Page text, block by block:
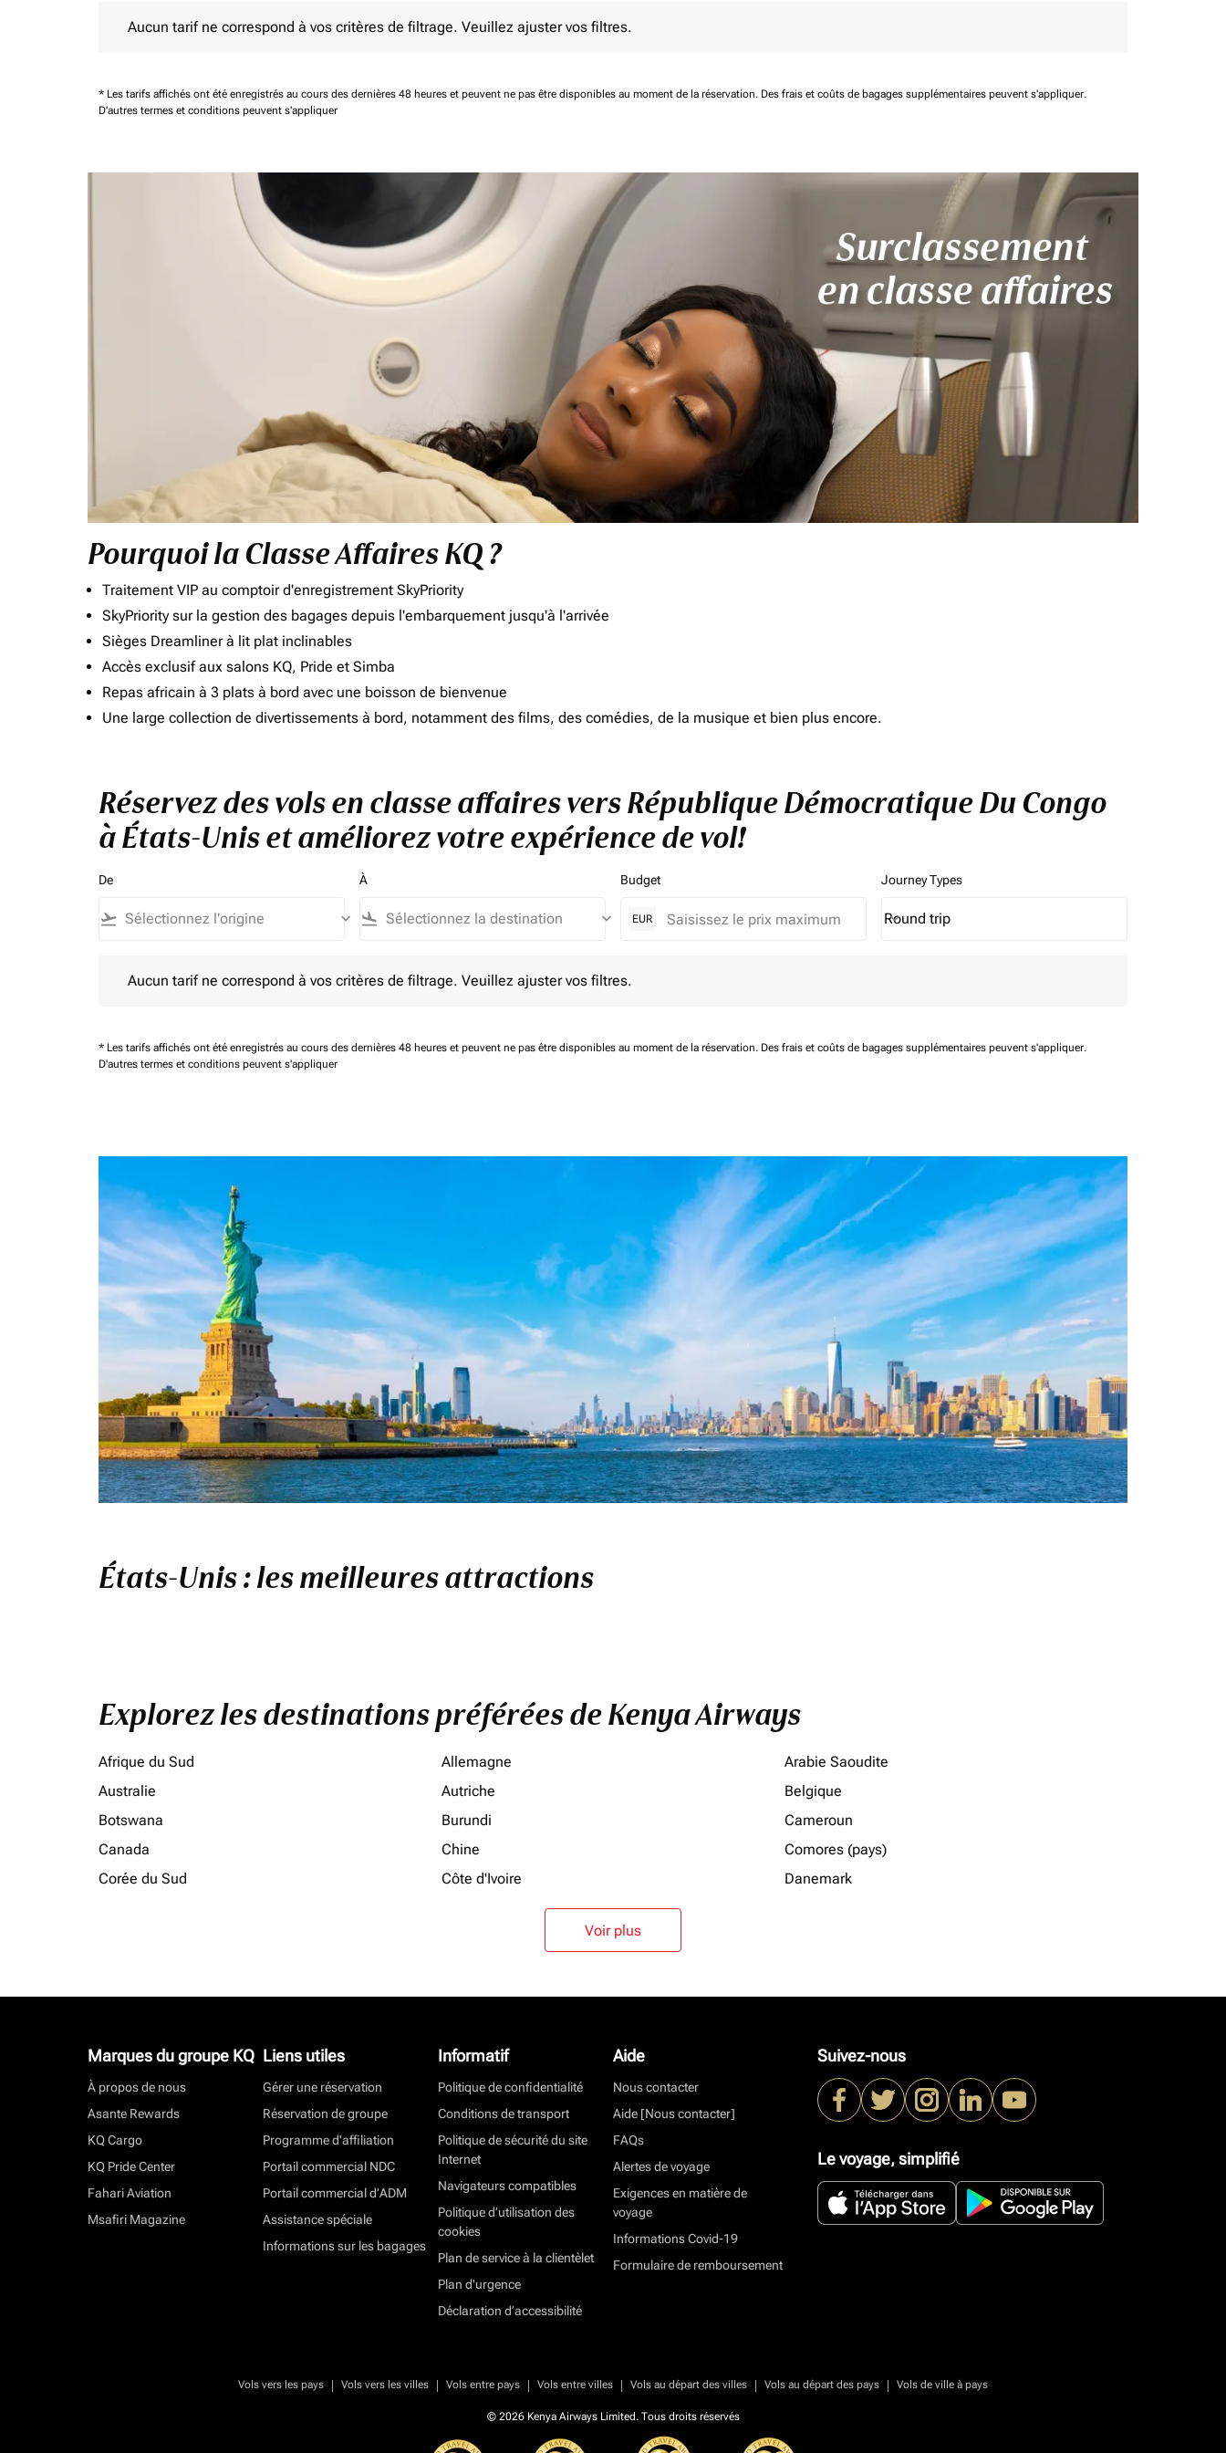
Aucun tarif ne correspond à vos critères de filtrage. Veuillez ajuster vos filtres.
* Les tarifs affichés ont été enregistrés au cours des dernières 48 heures et peuvent ne pas être disponibles au moment de la réservation. Des frais et coûts de bagages supplémentaires peuvent s'appliquer.
D'autres termes et conditions peuvent s'appliquer
Pourquoi la Classe Affaires KQ ?
Traitement VIP au comptoir d'enregistrement SkyPriority
SkyPriority sur la gestion des bagages depuis l'embarquement jusqu'à l'arrivée
Sièges Dreamliner à lit plat inclinables
Accès exclusif aux salons KQ, Pride et Simba
Repas africain à 3 plats à bord avec une boisson de bienvenue
Une large collection de divertissements à bord, notamment des films, des comédies, de la musique et bien plus encore.
Réservez des vols en classe affaires vers République Démocratique Du Congo
à États-Unis et améliorez votre expérience de vol!
De
flight_takeoff keyboard_arrow_down
À
flight_land keyboard_arrow_down
Budget
EUR
Journey Types
Journey Types option Round trip Selected
Round trip
keyboard_arrow_down
Aucun tarif ne correspond à vos critères de filtrage. Veuillez ajuster vos filtres.
* Les tarifs affichés ont été enregistrés au cours des dernières 48 heures et peuvent ne pas être disponibles au moment de la réservation. Des frais et coûts de bagages supplémentaires peuvent s'appliquer.
D'autres termes et conditions peuvent s'appliquer
États-Unis : les meilleures attractions
Explorez les destinations préférées de Kenya Airways
Afrique du Sud Allemagne
Arabie Saoudite
Australie
Autriche
Belgique
Botswana
Burundi
Cameroun
Canada
Chine
Comores (pays)
Corée du Sud
Côte d'Ivoire Danemark
Voir plus
Marques du groupe KQ
À propos de nous
Asante Rewards
KQ Cargo
KQ Pride Center
Fahari Aviation
Msafiri Magazine
Liens utiles
Gérer une réservation
Réservation de groupe
Programme d'affiliation
Portail commercial NDC
Portail commercial d’ADM
Assistance spéciale
Informations sur les bagages
Informatif
Politique de confidentialité
Conditions de transport
Politique de sécurité du site
Internet
Navigateurs compatibles
Politique d’utilisation des
cookies
Plan de service à la clientèlet
Plan d'urgence
Déclaration d’accessibilité
Aide
Nous contacter
Aide [Nous contacter]
FAQs
Alertes de voyage
Exigences en matière de
voyage
Informations Covid-19
Formulaire de remboursement
Suivez-nous
Le voyage, simplifié
Vols vers les pays | Vols vers les villes | Vols entre pays | Vols entre villes | Vols au départ des villes | Vols au départ des pays | Vols de ville à pays
© 2026 Kenya Airways Limited. Tous droits réservés